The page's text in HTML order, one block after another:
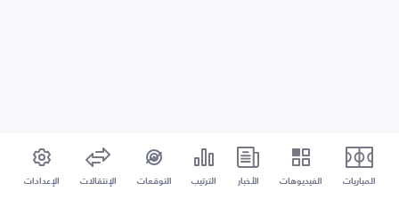
المباريات الفيديوهات الأخبار الترتيب التوقعات الإنتقالات الإعدادات